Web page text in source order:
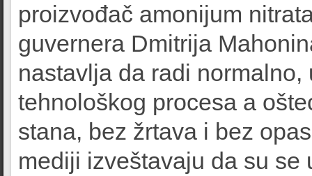
proizvođač amonijum
guvernera Dmitrija
nastavlja da radi
tehnološkog procesa a
stana, bez žrtava i bez
mediji izveštavaju da su se